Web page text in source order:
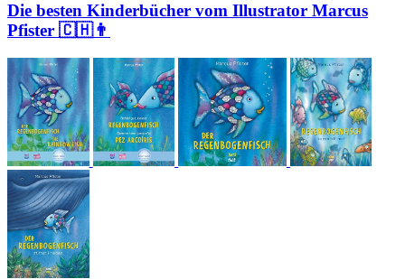
Die besten Kinderbücher vom Illustrator Marcus
Pfister 🇨🇭👨